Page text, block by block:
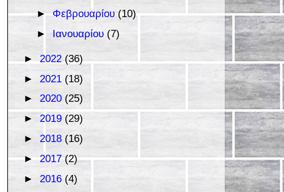
►Φεβρουαρίου(10)
► Ιανουαρίου (7)
►2022(36)
► 2021 (18)
► 2020 (25)
► 2019 (29)
► 2018 (16)
►2017(2)
► 2016 (4)